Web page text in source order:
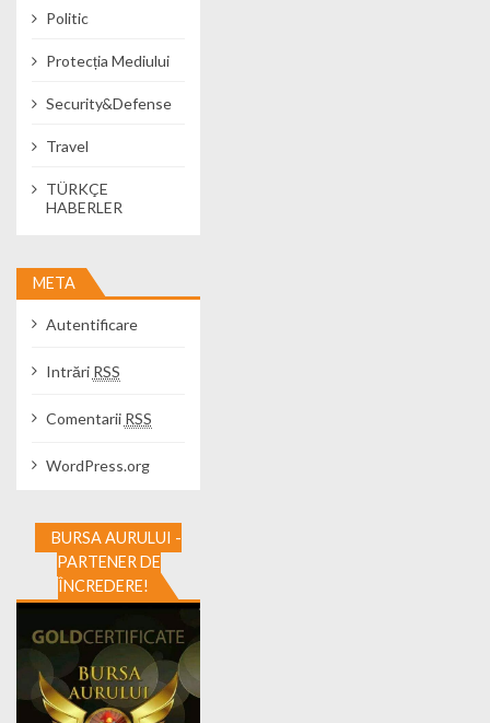
Politic
Protecția Mediului
Security&Defense
Travel
TÜRKÇE
HABERLER
META
Autentificare
Intrări RSS
Comentarii RSS
WordPress.org
BURSA AURULUI -
PARTENER DE
ÎNCREDERE!